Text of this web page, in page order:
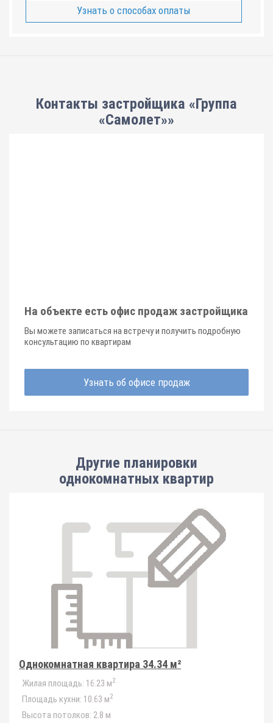
Узнать о способах оплаты
Контакты застройщика «Группа
«Самолет»»
На объекте есть офис продаж застройщика
Вы можете записаться на встречу и получить подробную
консультацию по квартирам
Узнать об офисе продаж
Другие планировки
однокомнатных квартир
Однокомнатная квартира 34.34 м²
Жилая площадь: 16.23 м2
Площадь кухни: 10.63 м2
Высота потолков: 2.8 м